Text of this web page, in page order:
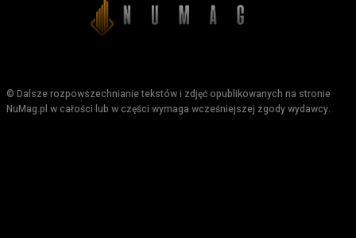
© Dalsze rozpowszechnianie tekstów i zdjęć opublikowanych na stronie
NuMag.pl w całości lub w części wymaga wcześniejszej zgody wydawcy.